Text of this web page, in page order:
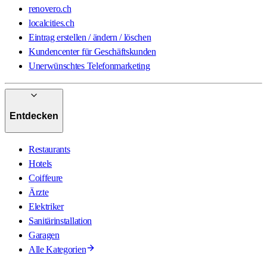
renovero.ch
localcities.ch
Eintrag erstellen / ändern / löschen
Kundencenter für Geschäftskunden
Unerwünschtes Telefonmarketing
Entdecken
Restaurants
Hotels
Coiffeure
Ärzte
Elektriker
Sanitärinstallation
Garagen
Alle Kategorien